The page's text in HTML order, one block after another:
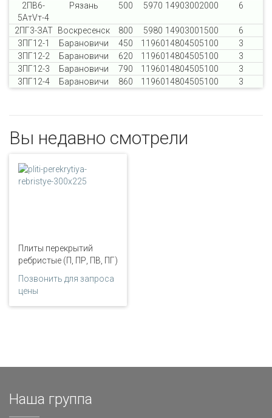
2ПВ6-
5AтVт-4
Рязань 500 5970 14903002000 6
2ПГ3-ЗАТ Воскресенск 800 5980 14903001500
6
3ПГ12-1
Барановичи 450 1196014804505100
3
3ПГ12-2
Барановичи 620 1196014804505100
3
3ПГ12-3
Барановичи 790 1196014804505100
3
3ПГ12-4
Барановичи 860 1196014804505100 3
Вы недавно смотрели
Плиты перекрытий
ребристые (П, ПР, ПВ, ПГ)
Позвонить для запроса
цены
Наша группа